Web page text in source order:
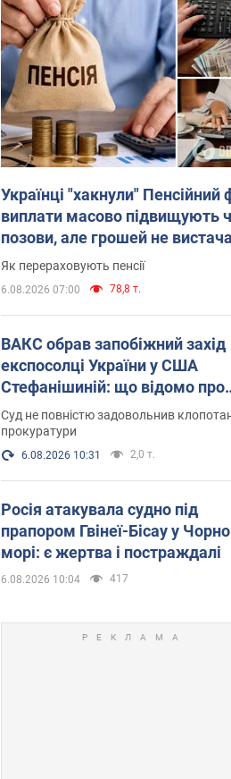
Українці "хакнули" Пенсійний
виплати масово підвищують
позови, але грошей не
Як перераховують пенсії
6.08.2026 07:00 78,8 т.
ВАКС обрав запобіжний захід
експосолці України у США
Стефанішиній: що відомо про
справу
Суд не повністю задовольнив
прокуратури
6.08.2026 10:31 2,0 т.
Росія атакувала судно під
прапором Гвінеї-Бісау у
морі: є жертва і постраждалі
6.08.2026 10:04 417